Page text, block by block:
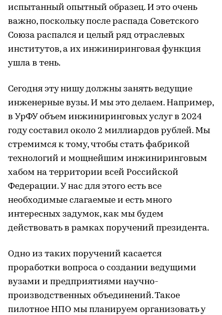
испытанный опытный образец. И это очень
важно, поскольку после распада Советского
Союза распался и целый ряд отраслевых
институтов, а их инжиниринговая функция
ушла в тень.
Сегодня эту нишу должны занять ведущие
инженерные вузы. И мы это делаем. Например,
в УрФУ объем инжиниринговых услуг в 2024
году составил около 2 миллиардов рублей. Мы
стремимся к тому, чтобы стать фабрикой
технологий и мощнейшим инжиниринговым
хабом на территории всей Российской
Федерации. У нас для этого есть все
необходимые слагаемые и есть много
интересных задумок, как мы будем
действовать в рамках поручений президента.
Одно из таких поручений касается
проработки вопроса о создании ведущими
вузами и предприятиями научно-
производственных объединений. Такое
пилотное НПО мы планируем организовать у